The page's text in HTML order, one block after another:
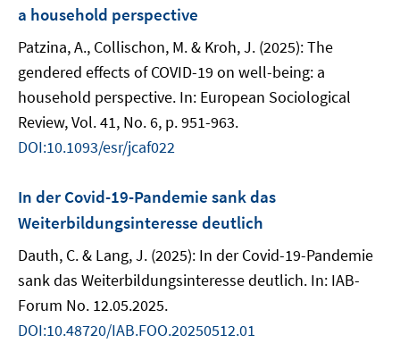
a household perspective
Patzina, A., Collischon, M. & Kroh, J. (2025): The
gendered effects of COVID-19 on well-being: a
household perspective. In: European Sociological
Review, Vol. 41, No. 6, p. 951-963.
DOI:10.1093/esr/jcaf022
In der Covid-19-Pandemie sank das
Weiterbildungsinteresse deutlich
Dauth, C. & Lang, J. (2025): In der Covid-19-Pandemie
sank das Weiterbildungsinteresse deutlich. In: IAB-
Forum No. 12.05.2025.
DOI:10.48720/IAB.FOO.20250512.01